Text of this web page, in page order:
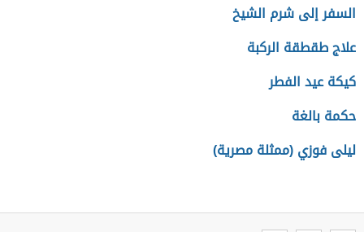
السفر إلى شرم الشيخ
علاج طقطقة الركبة
كيكة عيد الفطر
حكمة بالغة
ليلى فوزي (ممثلة مصرية)